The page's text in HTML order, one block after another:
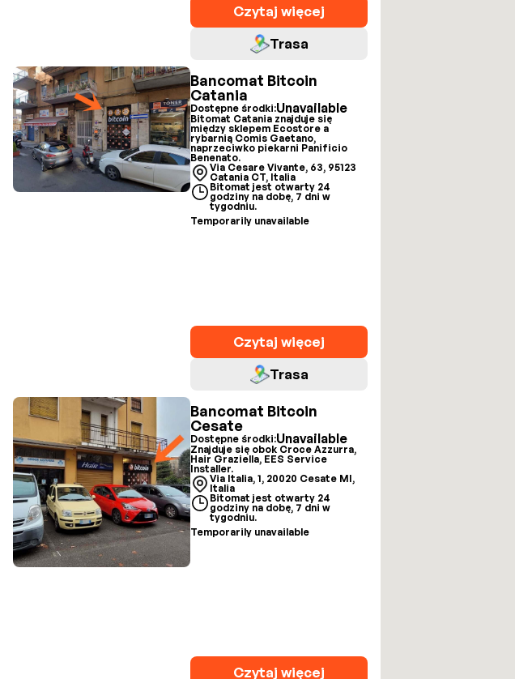
Czytaj więcej
Trasa
Bancomat Bitcoin
Catania
Dostępne środki:Unavailable
Bitomat Catania znajduje się
między sklepem Ecostore a
rybarnią Comis Gaetano,
naprzeciwko piekarni Panificio
Benenato.
Via Cesare Vivante, 63, 95123
Catania CT, Italia
Bitomat jest otwarty 24
godziny na dobę, 7 dni w
tygodniu.
Temporarily unavailable
Czytaj więcej
Trasa
Bancomat Bitcoin
Cesate
Dostępne środki:Unavailable
Znajduje się obok Croce Azzurra,
Hair Graziella, EES Service
Installer.
Via Italia, 1, 20020 Cesate MI,
Italia
Bitomat jest otwarty 24
godziny na dobę, 7 dni w
tygodniu.
Temporarily unavailable
Czytaj więcej